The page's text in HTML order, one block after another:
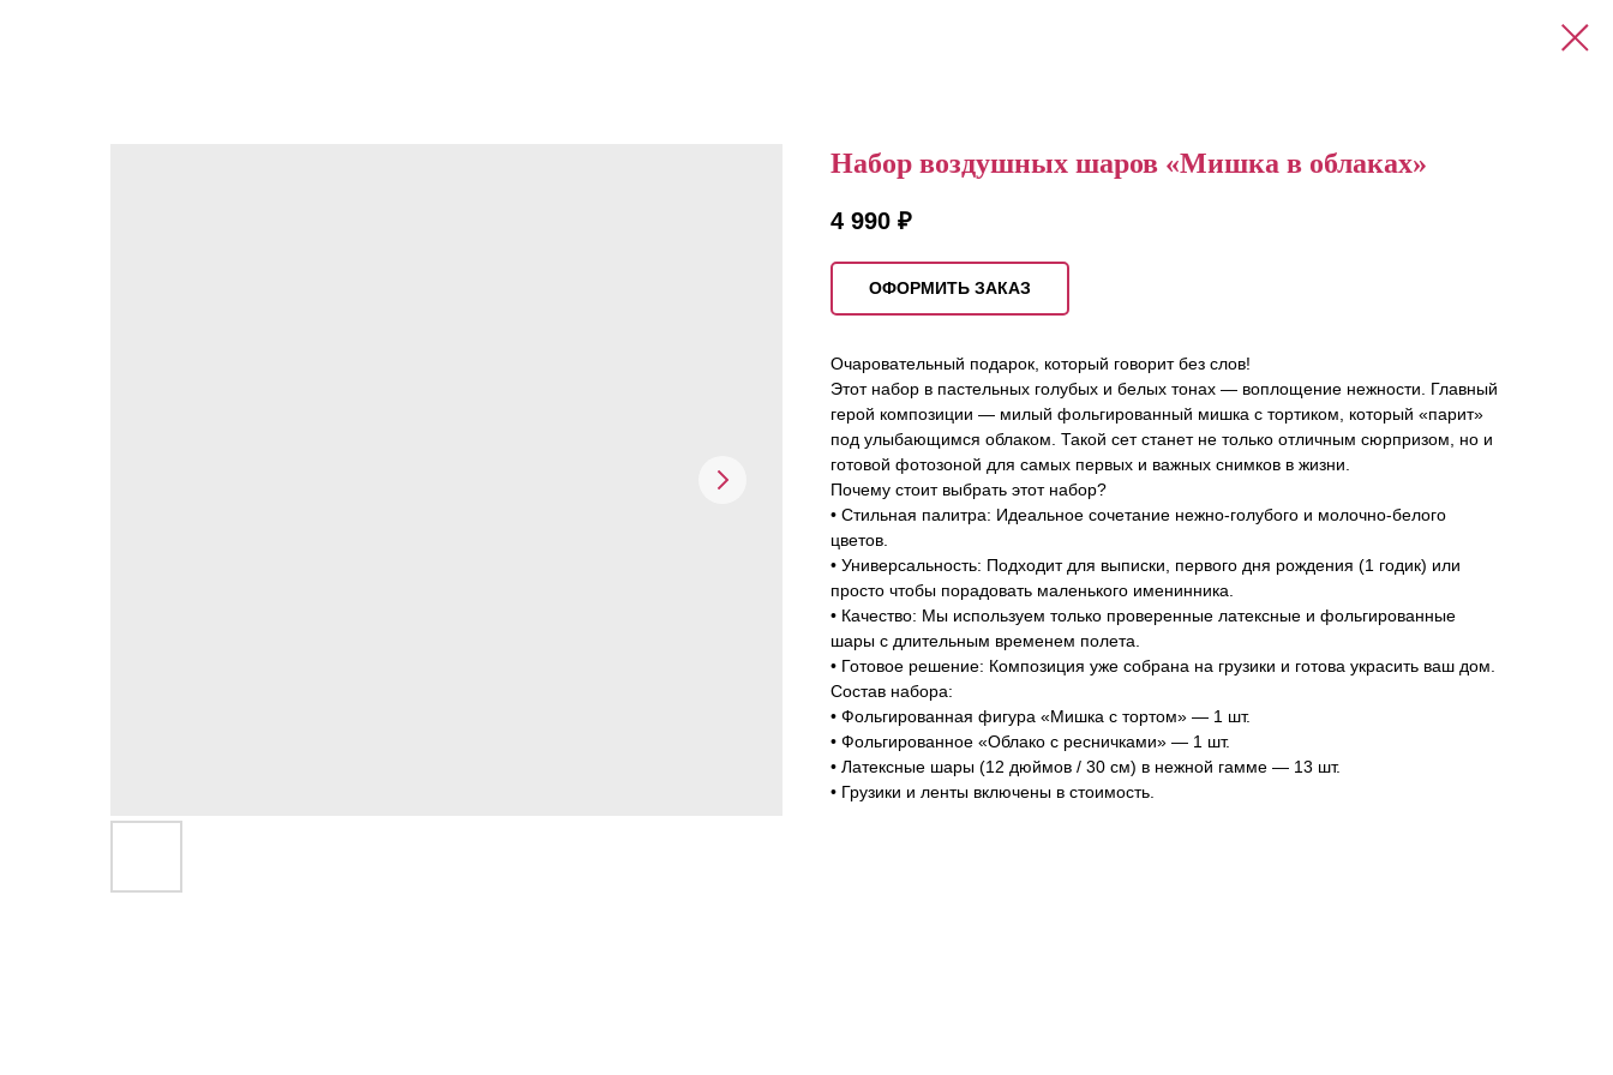
Набор воздушных шаров «Мишка в облаках»
4 990 ₽
ОФОРМИТЬ ЗАКАЗ
Очаровательный подарок, который говорит без слов!
Этот набор в пастельных голубых и белых тонах — воплощение нежности. Главный
герой композиции — милый фольгированный мишка с тортиком, который «парит»
под улыбающимся облаком. Такой сет станет не только отличным сюрпризом, но и
готовой фотозоной для самых первых и важных снимков в жизни.
Почему стоит выбрать этот набор?
• Стильная палитра: Идеальное сочетание нежно-голубого и молочно-белого
цветов.
• Универсальность: Подходит для выписки, первого дня рождения (1 годик) или
просто чтобы порадовать маленького именинника.
• Качество: Мы используем только проверенные латексные и фольгированные
шары с длительным временем полета.
• Готовое решение: Композиция уже собрана на грузики и готова украсить ваш дом.
Состав набора:
• Фольгированная фигура «Мишка с тортом» — 1 шт.
• Фольгированное «Облако с ресничками» — 1 шт.
• Латексные шары (12 дюймов / 30 см) в нежной гамме — 13 шт.
• Грузики и ленты включены в стоимость.